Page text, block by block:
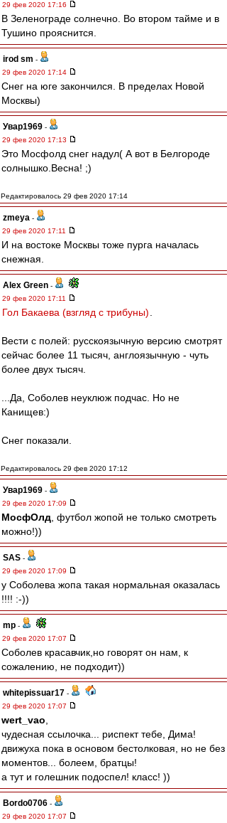
29 фев 2020 17:16
В Зеленограде солнечно. Во втором тайме и в
Тушино прояснится.
irod sm -
29 фев 2020 17:14
Снег на юге закончился. В пределах Новой
Москвы)
Увар1969 -
29 фев 2020 17:13
Это Мосфолд снег надул( А вот в Белгороде
солнышко.Весна! ;)
Редактировалось 29 фев 2020 17:14
zmeya -
29 фев 2020 17:11
И на востоке Москвы тоже пурга началась
снежная.
Alex Green -
29 фев 2020 17:11
Гол Бакаева (взгляд с трибуны)
Вести с полей: русскоязычную версию смотрят
сейчас более 11 тысяч, англоязычную - чуть
более двух тысяч.
...Да, Соболев неуклюж подчас. Но не
Канищев:)
Снег показали.
Редактировалось 29 фев 2020 17:12
Увар1969 -
29 фев 2020 17:09
МосфОлд , футбол жопой не только смотреть
можно!))
SAS -
29 фев 2020 17:09
у Соболева жопа такая нормальная оказалась
!!!! :-))
mp -
29 фев 2020 17:07
Соболев красавчик,но говорят он нам, к
сожалению, не подходит))
whitepissuar17 -
29 фев 2020 17:07
wert_vao
чудесная ссылочка... риспект тебе, Дима!
движуха пока в основом бестолковая, но не без
моментов... болеем, братцы!
а тут и голешник подоспел! класс! ))
Bordo0706 -
29 фев 2020 17:07